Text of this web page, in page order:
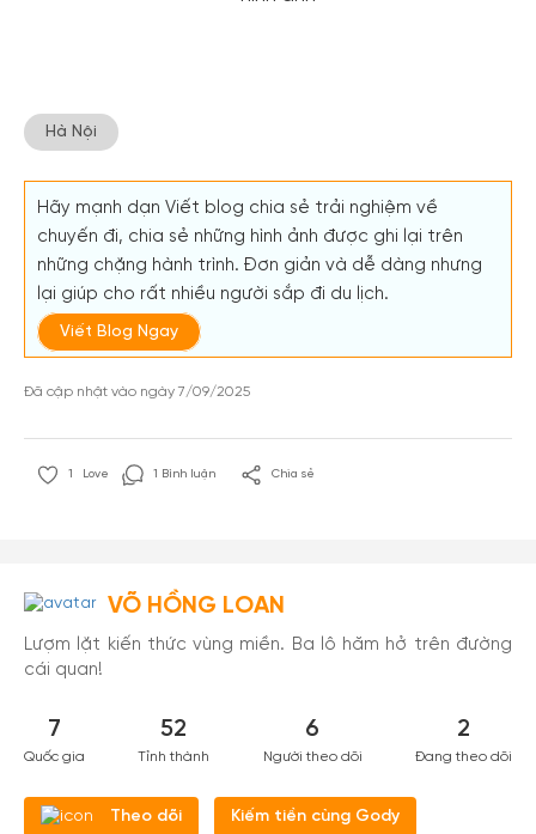
Hà Nội
Hãy mạnh dạn Viết blog chia sẻ trải nghiệm về
chuyến đi, chia sẻ những hình ảnh được ghi lại trên
những chặng hành trình. Đơn giản và dễ dàng nhưng
lại giúp cho rất nhiều người sắp đi du lịch.
Viết Blog Ngay
Đã cập nhật vào ngày 7/09/2025
1 Love 1 Bình luận Chia sẻ
VÕ HỒNG LOAN
Lượm lặt kiến thức vùng miền. Ba lô hăm hở trên đường
cái quan!
7
Quốc gia
52
Tỉnh thành
6
Người theo dõi
2
Đang theo dõi
Theo dõi Kiếm tiền cùng Gody